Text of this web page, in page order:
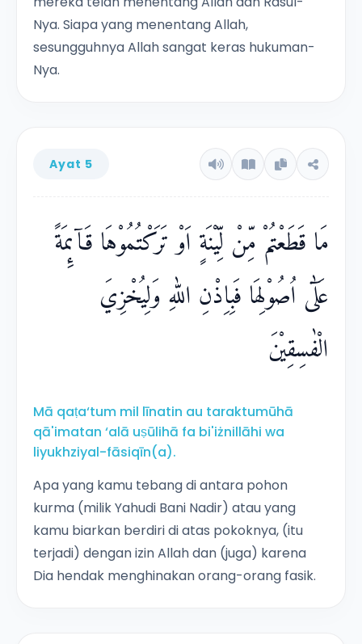
Nya. Siapa yang menentang Allah,
sesungguhnya Allah sangat keras hukuman-
Nya.
Ayat 5
مَا قَطَعْتُمْ مِّنْ لِّيْنَةٍ اَوْ تَرَكْتُمُوْهَا قَاۤىِٕمَةً
عَلٰٓى اُصُوْلِهَا فَبِاِذْنِ اللّٰهِ وَلِيُخْزِيَ
الْفٰسِقِيْنَ
Mā qaṭa‘tum mil līnatin au taraktumūhā
qā'imatan ‘alā uṣūlihā fa bi'iżnillāhi wa
liyukhziyal-fāsiqīn(a).
Apa yang kamu tebang di antara pohon
kurma (milik Yahudi Bani Nadir) atau yang
kamu biarkan berdiri di atas pokoknya, (itu
terjadi) dengan izin Allah dan (juga) karena
Dia hendak menghinakan orang-orang fasik.